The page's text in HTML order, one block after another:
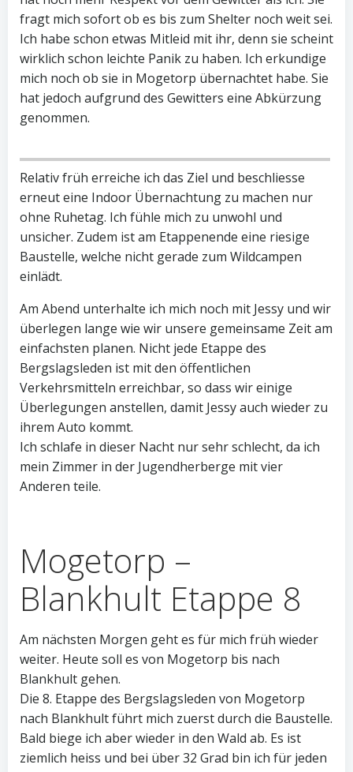
fragt mich sofort ob es bis zum Shelter noch weit sei.
Ich habe schon etwas Mitleid mit ihr, denn sie scheint
wirklich schon leichte Panik zu haben. Ich erkundige
mich noch ob sie in Mogetorp übernachtet habe. Sie
hat jedoch aufgrund des Gewitters eine Abkürzung
genommen.
Relativ früh erreiche ich das Ziel und beschliesse
erneut eine Indoor Übernachtung zu machen nur
ohne Ruhetag. Ich fühle mich zu unwohl und
unsicher. Zudem ist am Etappenende eine riesige
Baustelle, welche nicht gerade zum Wildcampen
einlädt.
Am Abend unterhalte ich mich noch mit Jessy und wir
überlegen lange wie wir unsere gemeinsame Zeit am
einfachsten planen. Nicht jede Etappe des
Bergslagsleden ist mit den öffentlichen
Verkehrsmitteln erreichbar, so dass wir einige
Überlegungen anstellen, damit Jessy auch wieder zu
ihrem Auto kommt.
Ich schlafe in dieser Nacht nur sehr schlecht, da ich
mein Zimmer in der Jugendherberge mit vier
Anderen teile.
Mogetorp –
Blankhult Etappe 8
Am nächsten Morgen geht es für mich früh wieder
weiter. Heute soll es von Mogetorp bis nach
Blankhult gehen.
Die 8. Etappe des Bergslagsleden von Mogetorp
nach Blankhult führt mich zuerst durch die Baustelle.
Bald biege ich aber wieder in den Wald ab. Es ist
ziemlich heiss und bei über 32 Grad bin ich für jeden